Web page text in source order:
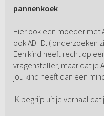
pannenkoek
Hier ook een moeder met
ook ADHD. ( onderzoeken
Een kind heeft recht op
vragensteller, maar dat je
jou kind heeft dan een
IK begrijp uit je verhaal